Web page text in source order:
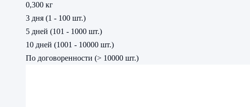
0,300 кг
3 дня (1 - 100 шт.)
5 дней (101 - 1000 шт.)
10 дней (1001 - 10000 шт.)
По договоренности (> 10000 шт.)